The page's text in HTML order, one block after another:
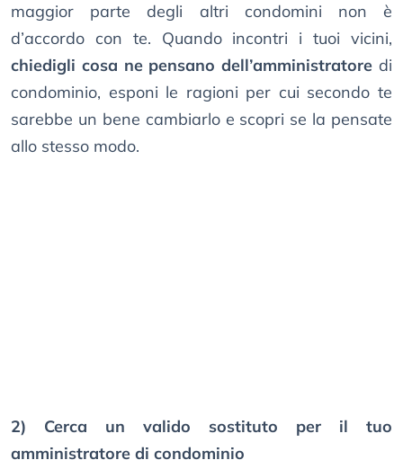
maggior parte degli altri condomini non è
d’accordo con te. Quando incontri i tuoi vicini,
chiedigli cosa ne pensano dell’amministratore di
condominio, esponi le ragioni per cui secondo te
sarebbe un bene cambiarlo e scopri se la pensate
allo stesso modo.
2) Cerca un valido sostituto per il tuo
amministratore di condominio